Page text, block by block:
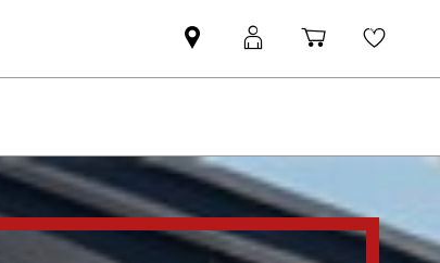
Βρείτε
Επίσημο
ΜΙΝΙ
Αpp
Καλάθι
αγορών